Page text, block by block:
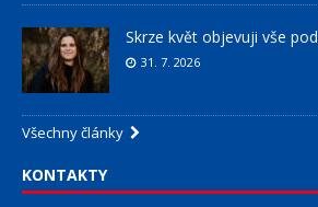
Skrze květ objevuji vše
31. 7. 2026
Všechny články
KONTAKTY